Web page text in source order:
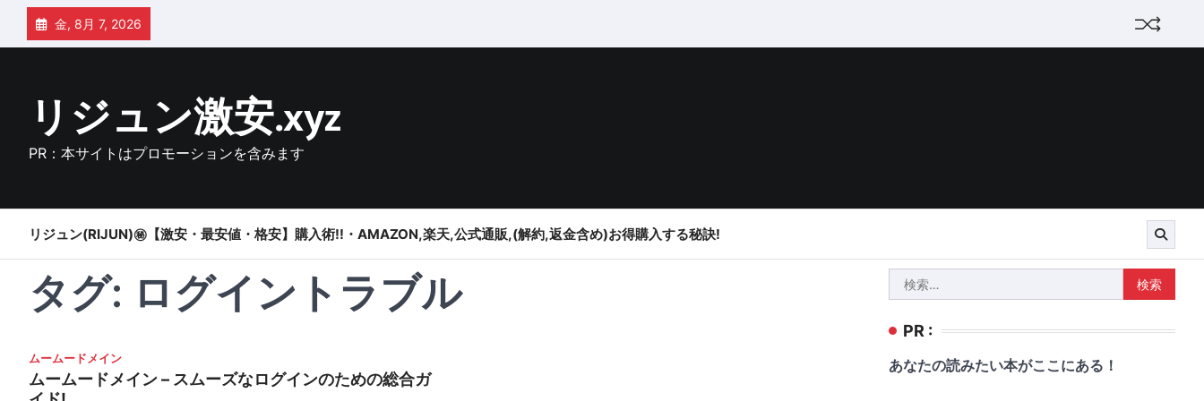
Skip
content
金, 8月 7, 2026
リジュン激安.xyz
PR：本サイトはプロモーションを含みます
リジュン(RIJUN)㊙【激安・最安値・格安】購入術!!・AMAZON,楽天,公式通販,(解約,返金含め)お得購入する秘訣!
タグ: ログイントラブル
ムームードメイン
ムームードメイン – スムーズなログインのための総合ガ
索:
PR :
あなたの読みたい本がここにある！